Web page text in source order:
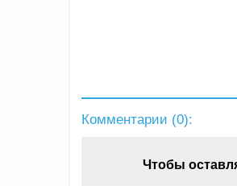
Комментарии (0):
Чтобы